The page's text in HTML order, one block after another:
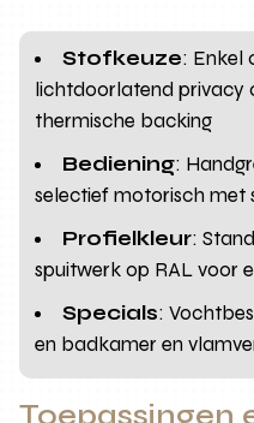
Stofkeuze: Enkel
lichtdoorlatend privacy
thermische backing
Bediening:
selectief motorisch met
Profielkleur:
spuitwerk op RAL voor
Specials:
en badkamer en